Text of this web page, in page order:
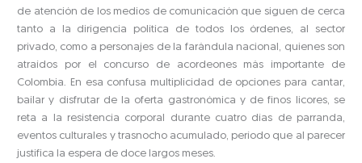
de atención de los medios de comunicación que siguen de cerca
tanto a la dirigencia política de todos los órdenes, al sector
privado, como a personajes de la farándula nacional, quienes son
atraídos por el concurso de acordeones más importante de
Colombia. En esa confusa multiplicidad de opciones para cantar,
bailar y disfrutar de la oferta gastronómica y de finos licores, se
reta a la resistencia corporal durante cuatro días de parranda,
eventos culturales y trasnocho acumulado, período que al parecer
justifica la espera de doce largos meses.